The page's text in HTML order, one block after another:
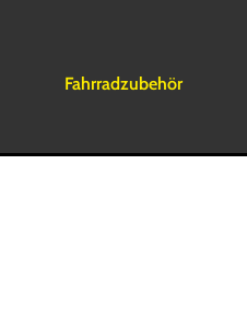
Fahrradzubehör